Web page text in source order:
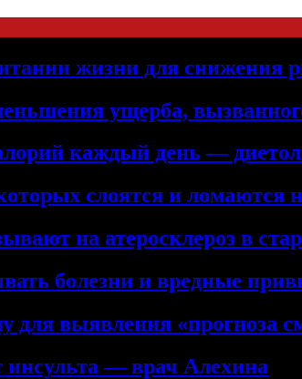
жизни для снижения
ущерба,
каждый день —
слоятся и ломаются
на атеросклероз в
болезни и вредные
для выявления «прогноза
инсульта — врач Алехина